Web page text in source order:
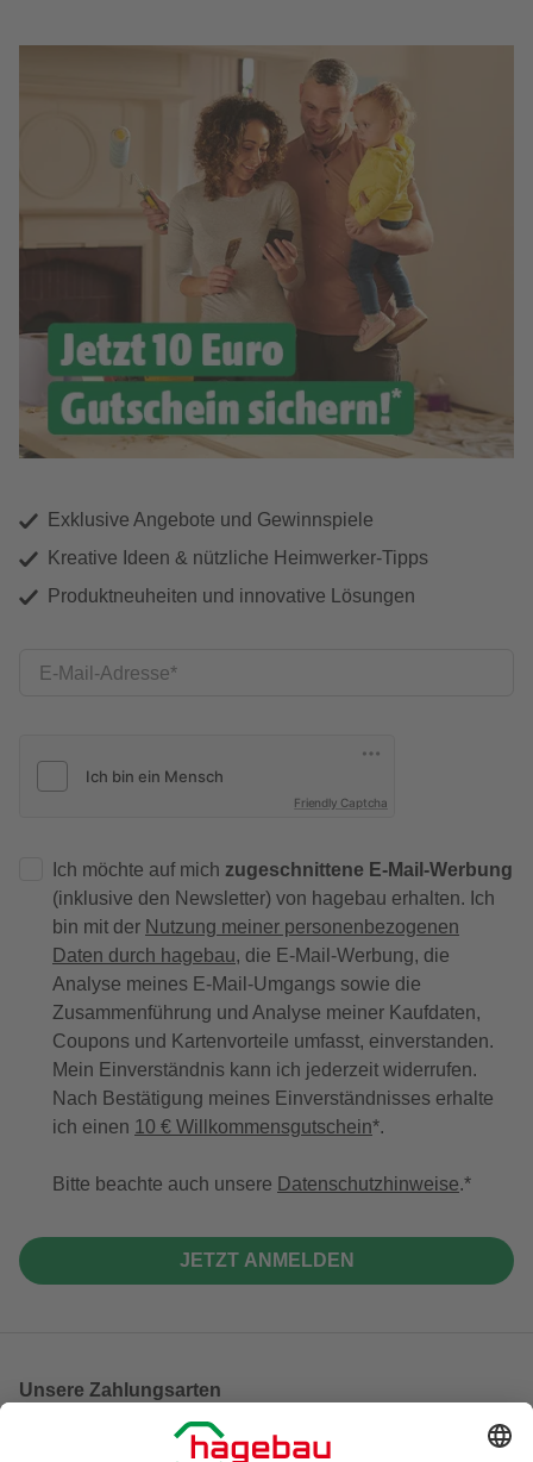
Exklusive Angebote und Gewinnspiele
Kreative Ideen & nützliche Heimwerker-Tipps
Produktneuheiten und innovative Lösungen
E-Mail-Adresse
Friendly Captcha
Ich möchte auf mich zugeschnittene E-Mail-Werbung
(inklusive den Newsletter) von hagebau erhalten. Ich
bin mit der Nutzung meiner personenbezogenen
Daten durch hagebau, die E-Mail-Werbung, die
Analyse meines E-Mail-Umgangs sowie die
Zusammenführung und Analyse meiner Kaufdaten,
Coupons und Kartenvorteile umfasst, einverstanden.
Mein Einverständnis kann ich jederzeit widerrufen.
Nach Bestätigung meines Einverständnisses erhalte
ich einen 10 € Willkommensgutschein*.
Bitte beachte auch unsere Datenschutzhinweise.
JETZT ANMELDEN
Unsere Zahlungsarten